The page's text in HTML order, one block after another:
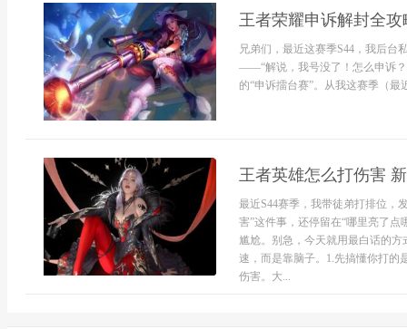
王者荣耀申诉解封全
兄弟们，最近这赛季S44，我后台
——“解说，我号没了！怎么申诉？
的“申诉擂台赛”。从我这赛季（最
王者英雄怎么打伤害
最近S44赛季，我带徒弟打排位，
害”这件事，还停留在“哪里亮了
尴尬。别急，今天就用最白话的
速，而是靠脑子。1.先搞懂你打的
伤害。大...